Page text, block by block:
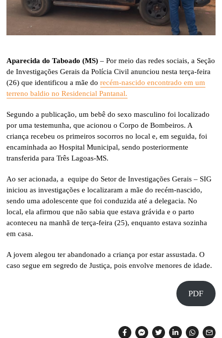
Aparecida do Taboado (MS) – Por meio das redes sociais, a Seção
de Investigações Gerais da Polícia Civil anunciou nesta terça-feira
(26) que identificou a mãe dorecém-nascido encontrado em um
terreno baldio no Residencial Pantanal.
Segundo a publicação, um bebê do sexo masculino foi localizado
por uma testemunha, que acionou o Corpo de Bombeiros. A
criança recebeu os primeiros socorros no local e, em seguida, foi
encaminhada ao Hospital Municipal, sendo posteriormente
transferida para Três Lagoas-MS.
Ao ser acionada, a equipe do Setor de Investigações Gerais – SIG
iniciou as investigações e localizaram a mãe do recém-nascido,
sendo uma adolescente que foi conduzida até a delegacia. No
local, ela afirmou que não sabia que estava grávida e o parto
aconteceu na manhã de terça-feira (25), enquanto estava sozinha
em casa.
A jovem alegou ter abandonado a criança por estar assustada. O
caso segue em segredo de Justiça, pois envolve menores de idade.
PDF